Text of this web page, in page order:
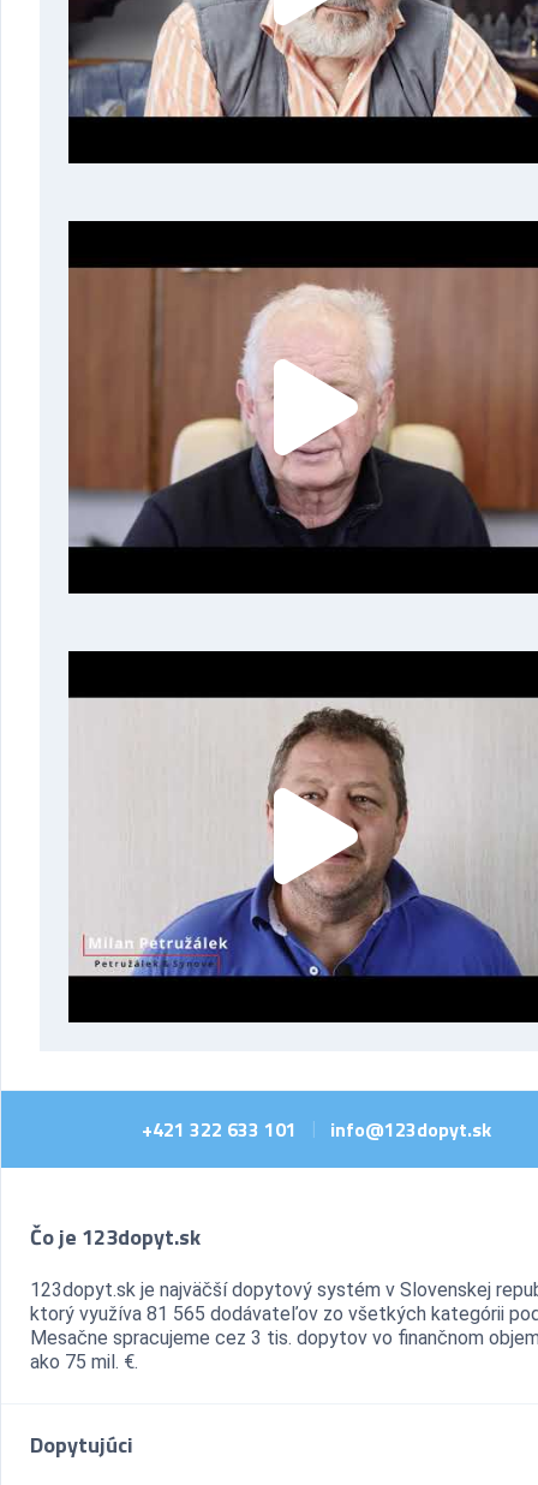
+421 322 633 101 info@123dopyt.sk
Čo je 123dopyt.sk
123dopyt.sk je najväčší dopytový systém v Slovenskej
ktorý využíva 81 565 dodávateľov zo všetkých kategórii
Mesačne spracujeme cez 3 tis. dopytov vo finančnom
ako 75 mil. €.
Dopytujúci